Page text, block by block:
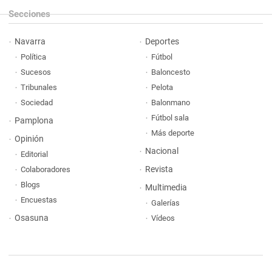
Secciones
Navarra
Política
Sucesos
Tribunales
Sociedad
Pamplona
Opinión
Editorial
Colaboradores
Blogs
Encuestas
Osasuna
Deportes
Fútbol
Baloncesto
Pelota
Balonmano
Fútbol sala
Más deporte
Nacional
Revista
Multimedia
Galerías
Vídeos